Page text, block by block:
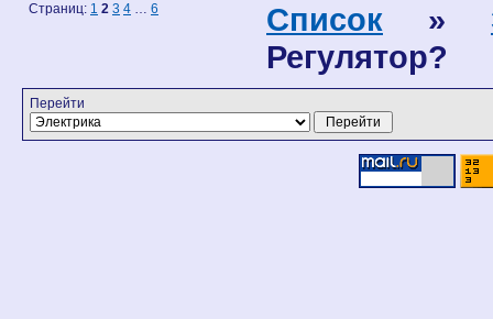
Страниц: 1 2 3 4 … 6 Список »
Регулятор?
Перейти